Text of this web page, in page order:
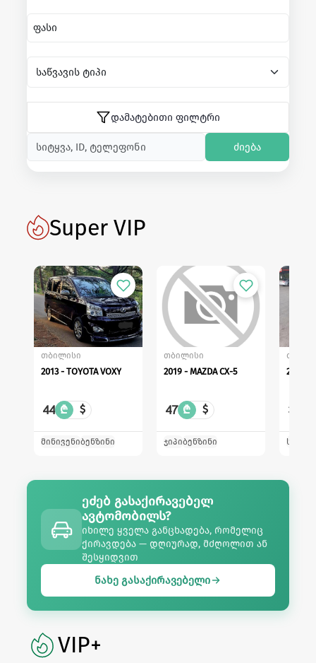
ფასი
დამატებითი ფილტრი
ძიება
Super VIP
თბილისი
2013 - TOYOTA VOXY
44 ₾ $
მინივენიბენზინი
თბილისი
2019 - MAZDA CX-5
47 ₾ $
ჯიპიბენზინი
37
ეძებ გასაქირავებელ
ავტომობილს?
იხილე ყველა განცხადება, რომელიც
ქირავდება — დღიურად, მძღოლით ან
შესყიდვით
ნახე გასაქირავებელი
VIP+